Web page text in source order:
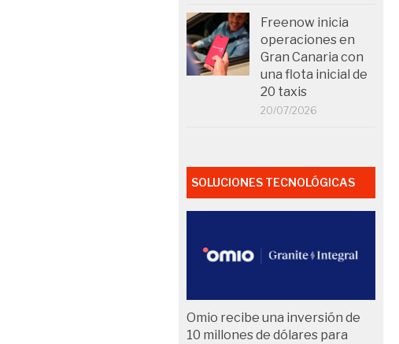
Freenow inicia
operaciones en
Gran Canaria con
una flota inicial de
20 taxis
20/07/2026
SOLUCIONES TECNOLÓGICAS
Omio recibe una inversión de
10 millones de dólares para